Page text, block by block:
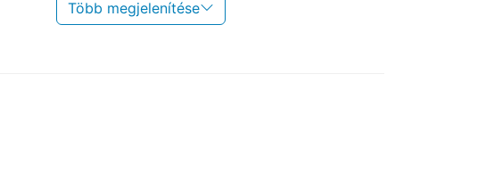
Több megjelenítése